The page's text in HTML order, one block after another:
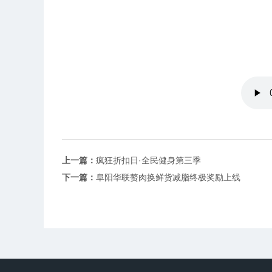
上一篇： 疯狂折扣日·全民健身第三季
下一篇： 阜阳华联赘肉换鲜货减脂终极奖励上线